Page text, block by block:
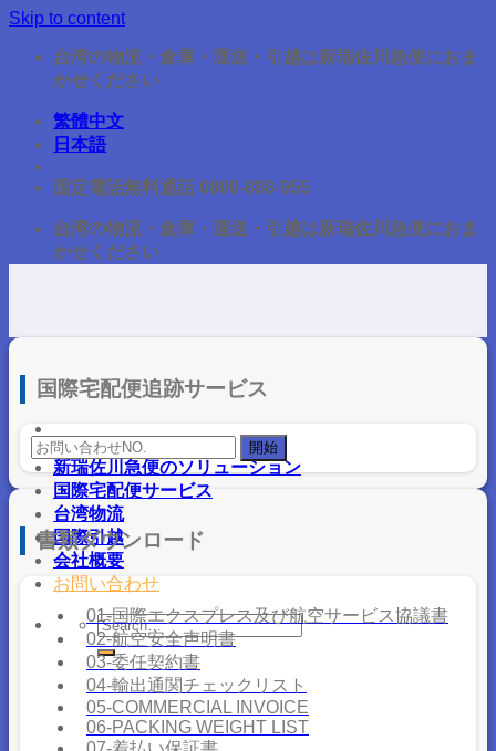
Skip to content
台湾の物流・倉庫・運送・引越は新瑞佐川急便におま
かせください
繁體中文
日本語
固定電話無料通話 0800-888-955
台湾の物流・倉庫・運送・引越は新瑞佐川急便におま
かせください
新瑞佐川急便のソリューション
国際宅配便サービス
台湾物流
国際引越
会社概要
お問い合わせ
国際宅配便追跡サービス
書類ダウンロード
01-国際エクスプレス及び航空サービス協議書
02-航空安全声明書
03-委任契約書
04-輸出通関チェックリスト
05-COMMERCIAL INVOICE
06-PACKING WEIGHT LIST